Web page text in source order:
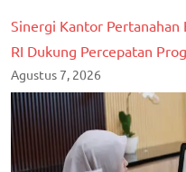
Sinergi Kantor Pertanahan
RI Dukung Percepatan
Agustus 7, 2026